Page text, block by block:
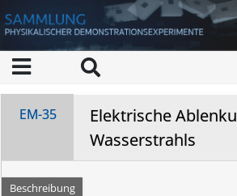
EM-35
Elektrische
Wasserstrahls
Beschreibung